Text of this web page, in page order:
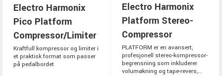
Electro Harmonix
Pico Platform
Compressor/Limiter
Kraftfull kompressor og limiter i
et praktisk format som passer
på pedalbordet
Electro Harmonix
Platform Stereo-
Compressor
PLATFORM er en avansert,
profesjonell stereo-kompressor-
begrensning som inkluderer
volumøkning og tape-revers,...